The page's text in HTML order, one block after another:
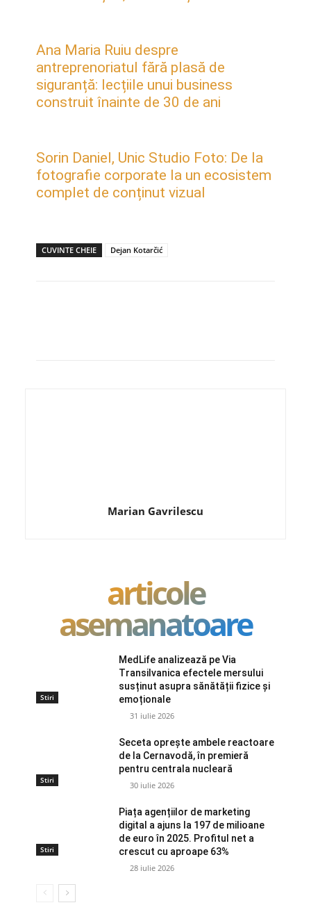
Ana Maria Ruiu despre
antreprenoriatul fără plasă de
siguranță: lecțiile unui business
construit înainte de 30 de ani
Sorin Daniel, Unic Studio Foto: De la
fotografie corporate la un ecosistem
complet de conținut vizual
CUVINTE CHEIE Dejan Kotarčić
Marian Gavrilescu
articole
asemanatoare
Stiri
MedLife analizează pe Via
Transilvanica efectele mersului
susținut asupra sănătății fizice și
emoționale
31 iulie 2026
Stiri
Seceta oprește ambele reactoare
de la Cernavodă, în premieră
pentru centrala nucleară
30 iulie 2026
Stiri
Piața agențiilor de marketing
digital a ajuns la 197 de milioane
de euro în 2025. Profitul net a
crescut cu aproape 63%
28 iulie 2026